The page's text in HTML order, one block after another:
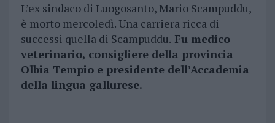
L’ex sindaco di Luogosanto, Mario Scampuddu,
è morto mercoledì. Una carriera ricca di
successi quella di Scampuddu. Fu medico
veterinario, consigliere della provincia
Olbia Tempio e presidente dell’Accademia
della lingua gallurese.